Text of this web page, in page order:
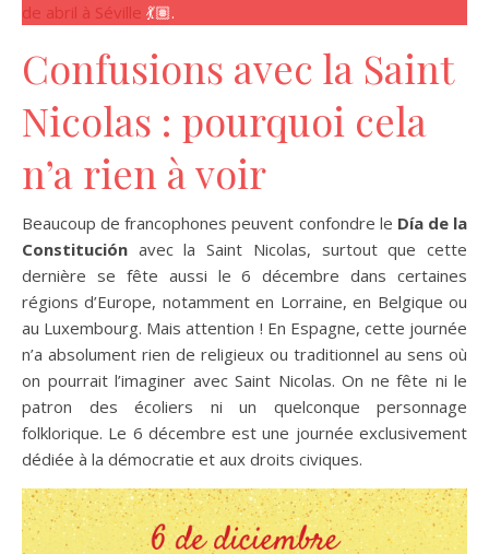
de abril à Séville 💃🏽.
Confusions avec la Saint
Nicolas : pourquoi cela
n’a rien à voir
Beaucoup de francophones peuvent confondre le Día de la
Constitución avec la Saint Nicolas, surtout que cette
dernière se fête aussi le 6 décembre dans certaines
régions d’Europe, notamment en Lorraine, en Belgique ou
au Luxembourg. Mais attention ! En Espagne, cette journée
n’a absolument rien de religieux ou traditionnel au sens où
on pourrait l’imaginer avec Saint Nicolas. On ne fête ni le
patron des écoliers ni un quelconque personnage
folklorique. Le 6 décembre est une journée exclusivement
dédiée à la démocratie et aux droits civiques.